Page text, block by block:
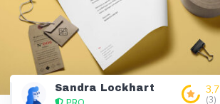
Sandra Lockhart 3,7
(3)